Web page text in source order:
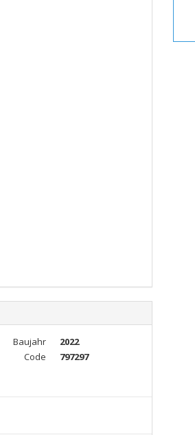
Baujahr
2022
Code
797297